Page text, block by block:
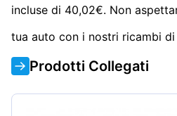
incluse di 40,02€. Non
tua auto con i nostri ricambi
Prodotti Collegati